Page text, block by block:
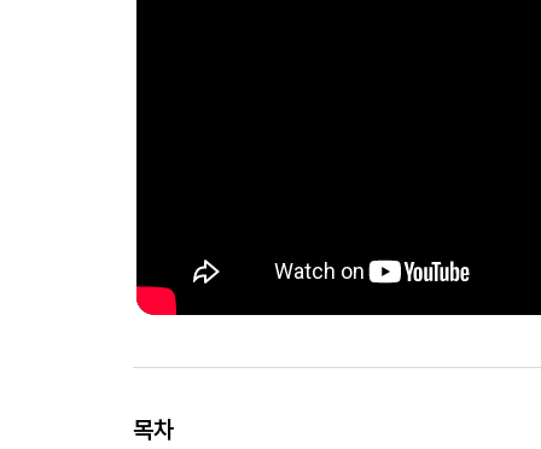
목차